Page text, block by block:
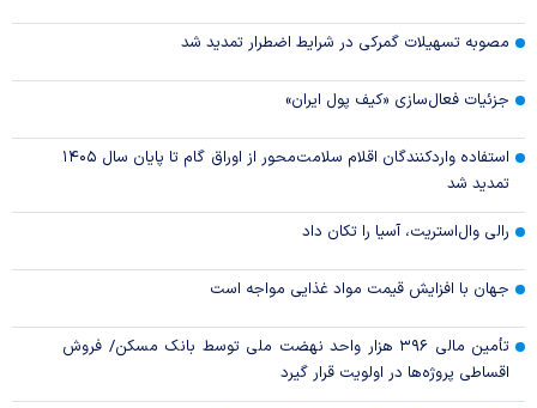
مصوبه تسهیلات گمرکی در شرایط اضطرار تمدید شد
جزئیات فعال‌سازی «کیف پول ایران»
استفاده واردکنندگان اقلام سلامت‌محور از اوراق گام تا پایان سال ۱۴۰۵
تمدید شد
رالی وال‌استریت، آسیا را تکان داد
جهان با افزایش قیمت مواد غذایی مواجه است
تأمین مالی ۳۹۶ هزار واحد نهضت ملی توسط بانک مسکن/ فروش
اقساطی پروژه‌ها در اولویت قرار گیرد